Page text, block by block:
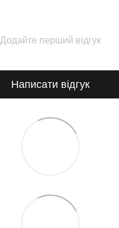
Додайте перший відгук
Написати відгук